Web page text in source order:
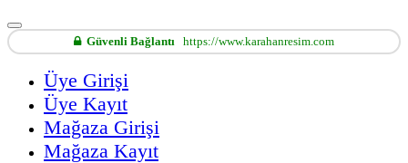
Güvenli Bağlantı https://www.karahanresim.com
Üye Girişi
Üye Kayıt
Mağaza Girişi
Mağaza Kayıt